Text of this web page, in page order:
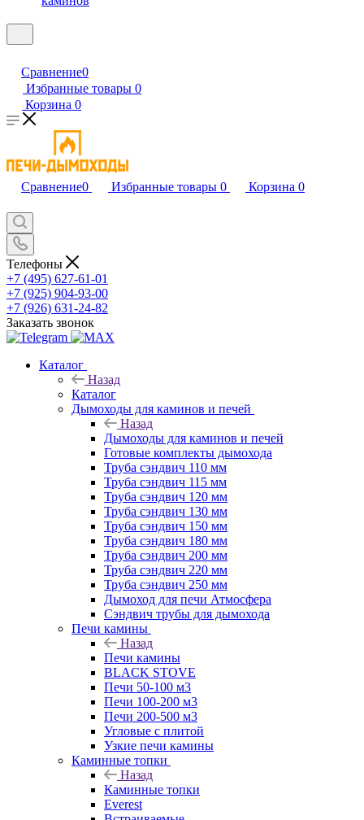
Сравнение0
Избранные товары 0
Корзина 0
Сравнение0 Избранные товары 0 Корзина 0
Телефоны
+7 (495) 627-61-01
+7 (925) 904-93-00
+7 (926) 631-24-82
Заказать звонок
Каталог
Назад
Каталог
Дымоходы для каминов и печей
Назад
Дымоходы для каминов и печей
Готовые комплекты дымохода
Труба сэндвич 110 мм
Труба сэндвич 115 мм
Труба сэндвич 120 мм
Труба сэндвич 130 мм
Труба сэндвич 150 мм
Труба сэндвич 180 мм
Труба сэндвич 200 мм
Труба сэндвич 220 мм
Труба сэндвич 250 мм
Дымоход для печи Атмосфера
Сэндвич трубы для дымохода
Печи камины
Назад
Печи камины
BLACK STOVE
Печи 50-100 м3
Печи 100-200 м3
Печи 200-500 м3
Угловые с плитой
Узкие печи камины
Каминные топки
Назад
Каминные топки
Everest